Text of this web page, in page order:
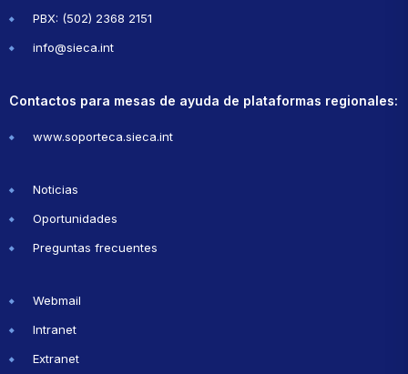
PBX: (502) 2368 2151
info@sieca.int
Contactos para mesas de ayuda de plataformas regionales:
www.soporteca.sieca.int
Noticias
Oportunidades
Preguntas frecuentes
Webmail
Intranet
Extranet